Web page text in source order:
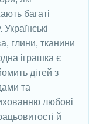
багаті
глини, тканини
іграшка є
дітей з
та
любові
й